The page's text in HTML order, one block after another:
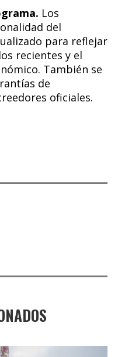
Los
del
para reflejar
recientes y el
También se
de
oficiales.